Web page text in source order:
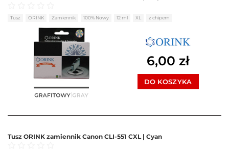
Oceniono0na 5
Tusz ORINK Zamiennik 100% Nowy 12 ml XL z chipem
6,00 zł
DO KOSZYKA
Tusz ORINK zamiennik Canon CLI-551 CXL | Cyan